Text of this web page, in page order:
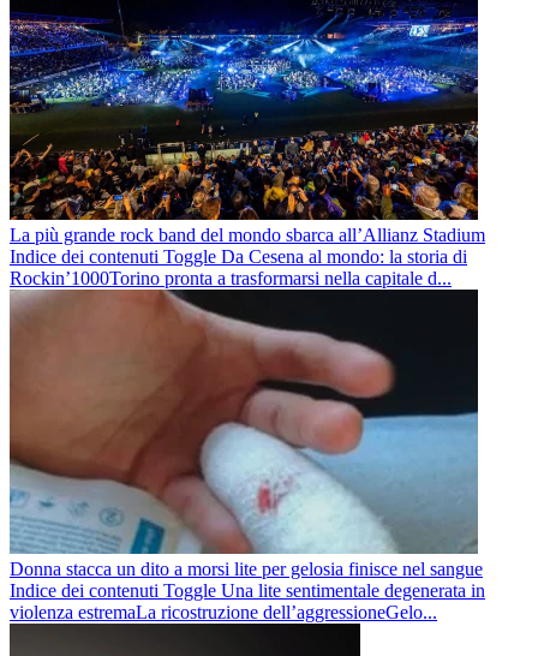
La più grande rock band del mondo sbarca all’Allianz Stadium
Indice dei contenuti Toggle Da Cesena al mondo: la storia di
Rockin’1000Torino pronta a trasformarsi nella capitale d...
Donna stacca un dito a morsi lite per gelosia finisce nel sangue
Indice dei contenuti Toggle Una lite sentimentale degenerata in
violenza estremaLa ricostruzione dell’aggressioneGelo...